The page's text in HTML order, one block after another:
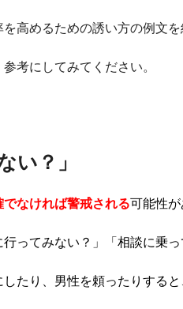
高めるための誘い方の例文を
考にしてみてください。
い？」
でなければ警戒される可能性が
ってみない？」「相談に乗
たり、男性を頼ったりする